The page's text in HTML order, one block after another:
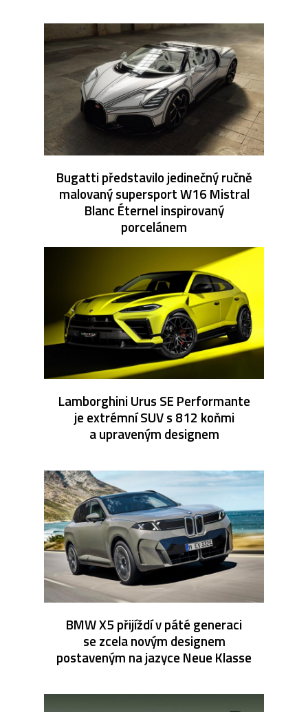
Bugatti představilo jedinečný ručně
malovaný supersport W16 Mistral
Blanc Éternel inspirovaný
porcelánem
Lamborghini Urus SE Performante
je extrémní SUV s 812 koňmi
a upraveným designem
BMW X5 přijíždí v páté generaci
se zcela novým designem
postaveným na jazyce Neue Klasse